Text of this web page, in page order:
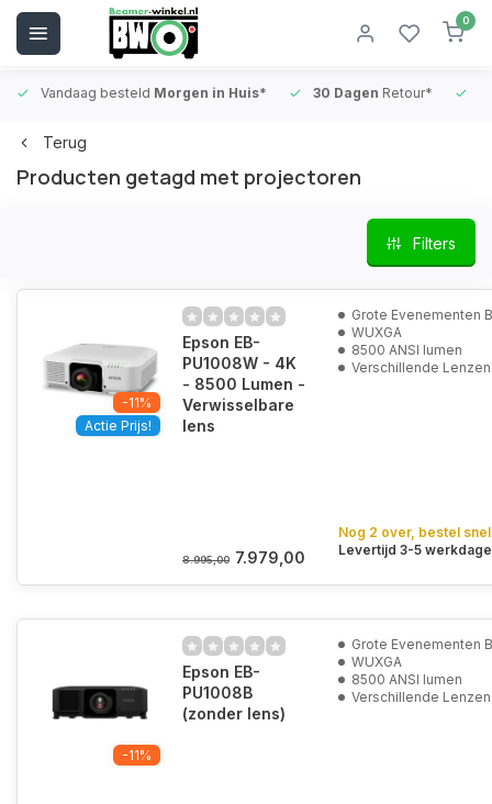
0
Vandaag besteld Morgen in Huis* 30 Dagen Retour*
Terug
Producten getagd met projectoren
Filters
-11%
Actie Prijs!
Epson EB-
PU1008W - 4K
- 8500 Lumen -
Verwisselbare
lens
8.995,00 7.979,00
Grote Evenementen
WUXGA
8500 ANSI lumen
Verschillende Lenzen
Nog 2 over, bestel
Levertijd 3-5
-11%
Epson EB-
PU1008B
(zonder lens)
Grote Evenementen
WUXGA
8500 ANSI lumen
Verschillende Lenzen